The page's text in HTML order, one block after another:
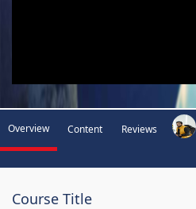
Overview Content Reviews
Course Title